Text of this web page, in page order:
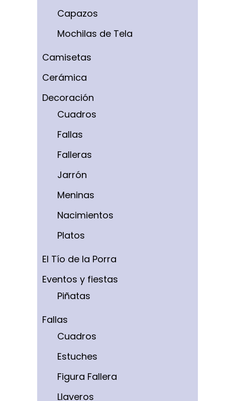
Capazos
Mochilas de Tela
Camisetas
Cerámica
Decoración
Cuadros
Fallas
Falleras
Jarrón
Meninas
Nacimientos
Platos
El Tío de la Porra
Eventos y fiestas
Piñatas
Fallas
Cuadros
Estuches
Figura Fallera
Llaveros